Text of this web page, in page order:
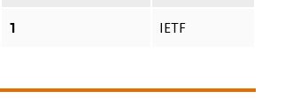
1 IETF